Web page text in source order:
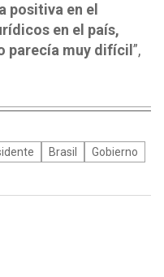
positiva en el
en el país,
parecía muy difícil ”,
Brasil
Gobierno